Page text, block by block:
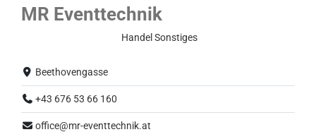
MR Eventtechnik
Handel Sonstiges
Beethovengasse
+43 676 53 66 160
office@mr-eventtechnik.at